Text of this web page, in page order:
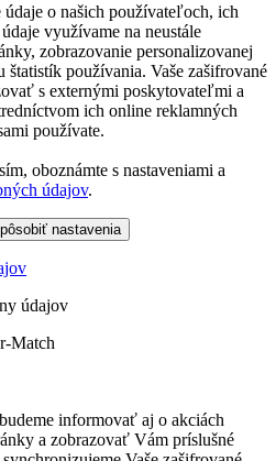
o našich používateľoch, ich
využívame na neustále
zobrazovanie personalizovanej
štatistík používania. Vaše zašifrované
s externými poskytovateľmi a
ich online reklamných
používate.
oboznámte s nastaveniami a
údajov.
nastavenia
údajov
Match
informovať aj o akciách
a zobrazovať Vám príslušné